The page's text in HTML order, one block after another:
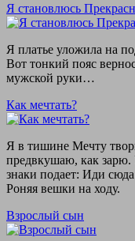
Я становлюсь
Я платье уложила на
Вот тонкий пояс
мужской руки…
Как мечтать?
Я в тишине Мечту
предвкушаю, как
знаки подает: Иди сюда
Роняя вешки на ходу.
Взрослый сын